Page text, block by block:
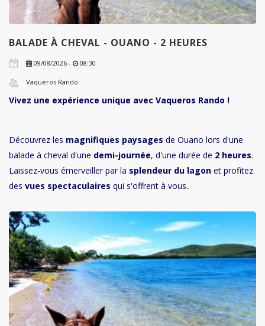
BALADE À CHEVAL - OUANO - 2 HEURES
09/08/2026 - 08:30
Vaqueros Rando
Vivez une expérience unique avec Vaqueros Rando !
Découvrez les magnifiques paysages de Ouano lors d'une
balade à cheval d'une demi-journée, d'une durée de 2 heures.
Laissez-vous émerveiller par la splendeur du lagon et profitez
des vues spectaculaires qui s'offrent à vous..